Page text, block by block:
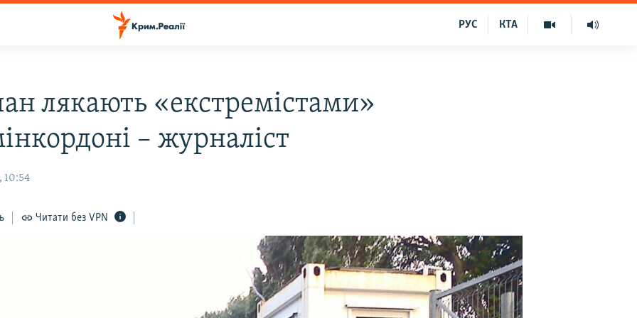
КТА
РУС
лякають «екстремістами»
– журналіст
10:54
Читати без VPN